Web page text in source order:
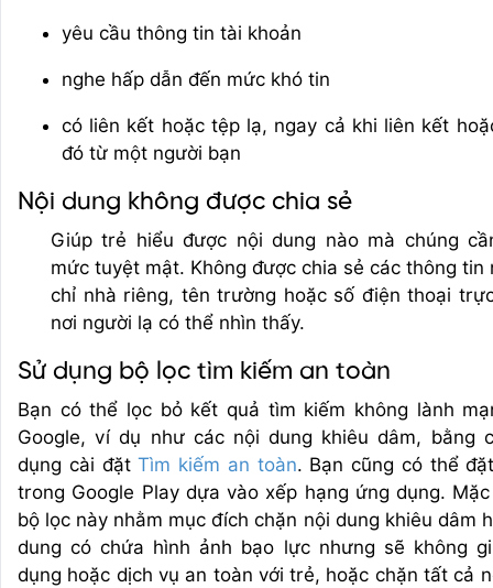
yêu cầu thông tin tài khoản
nghe hấp dẫn đến mức khó tin
có liên kết hoặc tệp lạ, ngay cả khi liên kết
đó từ một người bạn
Nội dung không được chia sẻ
Giúp trẻ hiểu được nội dung nào mà chúng
mức tuyệt mật. Không được chia sẻ các thông tin
chỉ nhà riêng, tên trường hoặc số điện thoại
nơi người lạ có thể nhìn thấy.
Sử dụng bộ lọc tìm kiếm an toàn
Bạn có thể lọc bỏ kết quả tìm kiếm không lành
Google, ví dụ như các nội dung khiêu dâm, bằng
dụng cài đặtTìm kiếm an toàn. Bạn cũng có thể
trong Google Play dựa vào xếp hạng ứng dụng.
bộ lọc này nhằm mục đích chặn nội dung khiêu dâm
dung có chứa hình ảnh bạo lực nhưng sẽ không
dụng hoặc dịch vụ an toàn với trẻ, hoặc chặn tất cả